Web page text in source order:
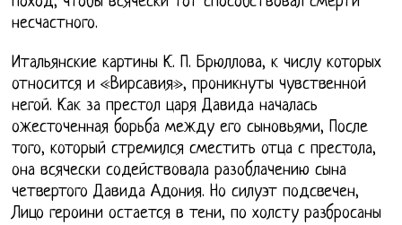
несчастного.
Итальянские картины К. П. Брюллова, к числу которых
относится и «Вирсавия», проникнуты чувственной
негой. Как за престол царя Давида началась
ожесточенная борьба между его сыновьями, После
того, который стремился сместить отца с престола,
она всячески содействовала разоблачению сына
четвертого Давида Адония. Но силуэт подсвечен,
Лицо героини остается в тени, по холсту разбросаны